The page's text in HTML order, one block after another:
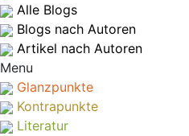
Alle Blogs
Blogs nach Autoren
Artikel nach Autoren
Menu
Glanzpunkte
Kontrapunkte
Literatur